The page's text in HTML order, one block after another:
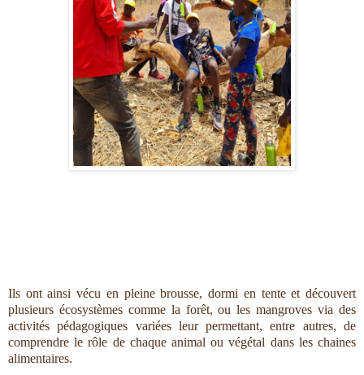
Ils ont ainsi vécu en pleine brousse, dormi en tente et découvert
plusieurs écosystèmes comme la forêt, ou les mangroves via des
activités pédagogiques variées leur permettant, entre autres, de
comprendre le rôle de chaque animal ou végétal dans les chaines
alimentaires.